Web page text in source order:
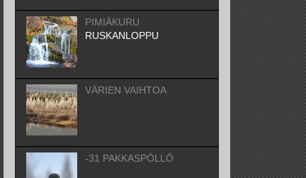
PIMIÄKURU
RUSKANLOPPU
VÄRIEN VAIHTOA
-31 PAKKASPÖLLÖ